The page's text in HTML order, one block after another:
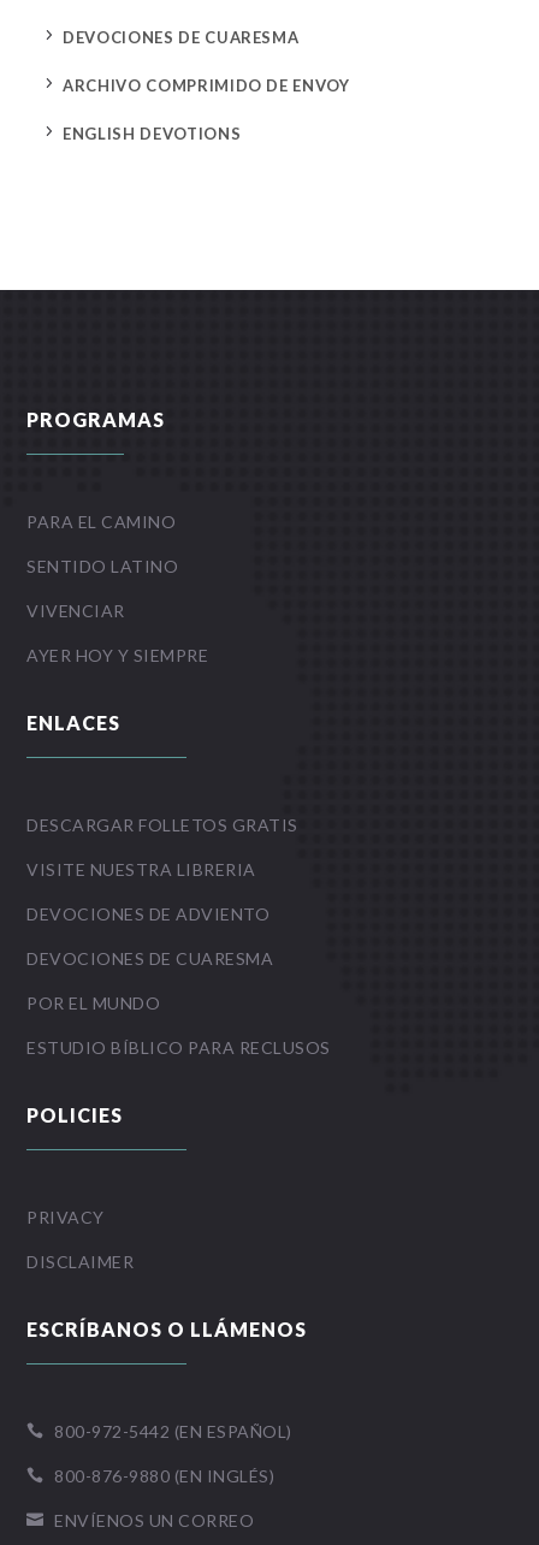
5 DEVOCIONES DE CUARESMA
5 ARCHIVO COMPRIMIDO DE ENVOY
5 ENGLISH DEVOTIONS
PROGRAMAS
PARA EL CAMINO
SENTIDO LATINO
VIVENCIAR
AYER HOY Y SIEMPRE
ENLACES
DESCARGAR FOLLETOS GRATIS
VISITE NUESTRA LIBRERIA
DEVOCIONES DE ADVIENTO
DEVOCIONES DE CUARESMA
POR EL MUNDO
ESTUDIO BÍBLICO PARA RECLUSOS
POLICIES
PRIVACY
DISCLAIMER
ESCRÍBANOS O LLÁMENOS
 800-972-5442 (EN ESPAÑOL)
 800-876-9880 (EN INGLÉS)
 ENVÍENOS UN CORREO